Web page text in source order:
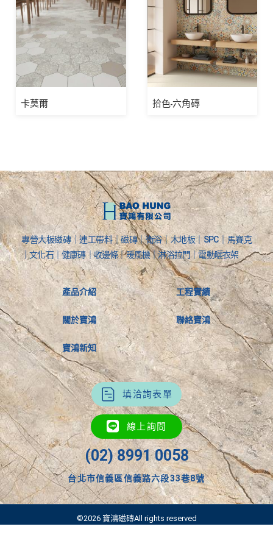
卡莫爾 拾色-六角磚
專營大板磁磚｜連工帶料｜磁磚｜衛浴｜木地板｜SPC｜馬賽克
｜文化石｜健康磚｜收邊條｜暖風機｜淋浴拉門｜電動曬衣架
產品介紹
關於寶鴻
寶鴻新知
工程實績
聯絡寶鴻
填洽詢表單
線上詢問
(02) 8991 0058
台北市信義區信義路六段33巷8號
©2026 寶鴻磁磚All rights reserved